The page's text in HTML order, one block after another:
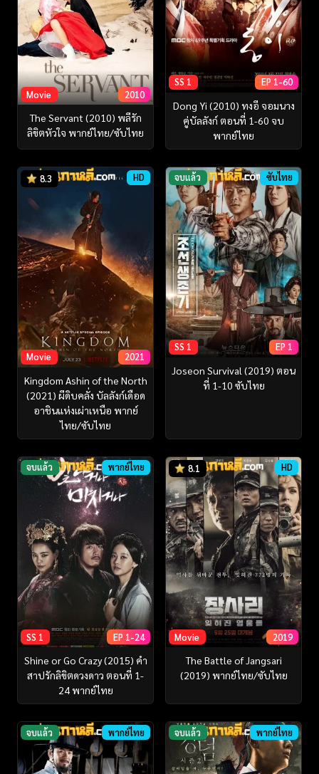
Movie 2010
The Servant (2010) พลีรัก
ลิขิตหัวใจ พากย์ไทย/ซับไทย
SS 1 EP 1-60
Dong Yi (2010) ทงอี จอมนาง
คู่บัลลังก์ ตอนที่ 1-60 จบ
พากย์ไทย
8.3 HD
Movie 2021
Kingdom Ashin of the North
(2021) ผีดิบคลั่ง บัลลังก์เดือด
อาชินแห่งเผ่าเหนือ พากย์
ไทย/ซับไทย
จบแล้ว ซับไทย
SS 1 EP 1
Joseon Survival (2019) ตอน
ที่ 1-10 ซับไทย
จบแล้ว พากย์ไทย
SS 1 EP 1-24
Shine or Go Crazy (2015) คำ
สาปรักลิขิตดวงดาว ตอนที่ 1-
24 พากย์ไทย
8.1 HD
Movie 2019
The Battle of Jangsari
(2019) พากย์ไทย/ซับไทย
จบแล้ว พากย์ไทย จบแล้ว พากย์ไทย